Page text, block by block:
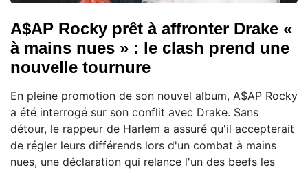
A$AP Rocky prêt à affronter Drake «
à mains nues » : le clash prend une
nouvelle tournure
En pleine promotion de son nouvel album, A$AP Rocky
a été interrogé sur son conflit avec Drake. Sans
détour, le rappeur de Harlem a assuré qu'il accepterait
de régler leurs différends lors d'un combat à mains
nues, une déclaration qui relance l'un des beefs les